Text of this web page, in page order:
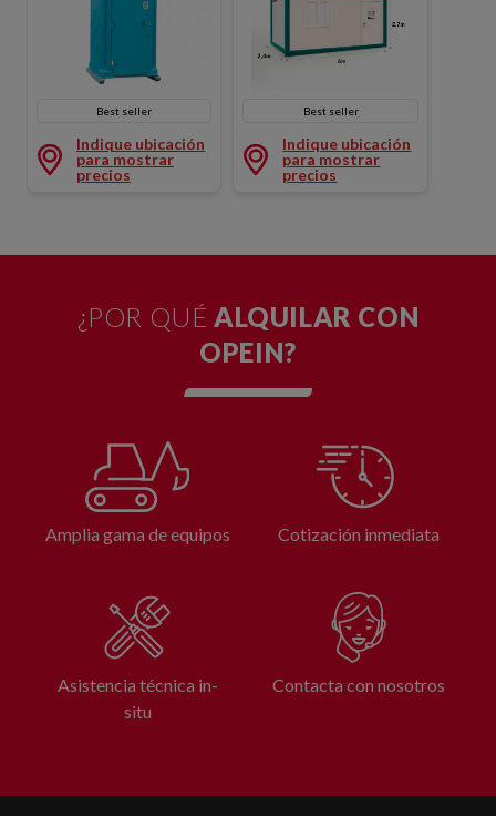
Best seller
Indique ubicación
para mostrar
precios
Best seller
Indique ubicación
para mostrar
precios
¿POR QUÉALQUILAR CON
OPEIN?
Amplia gama de equipos Cotización inmediata
Asistencia técnica in-
situ
Contacta con nosotros